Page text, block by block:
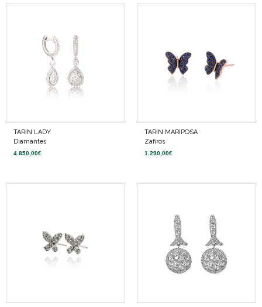
TARIN LADY
Diamantes
4.850,00€
TARIN MARIPOSA
Zafiros
1.290,00€